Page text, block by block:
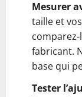
Mesurer
taille et
fabricant.
base qui
Tester